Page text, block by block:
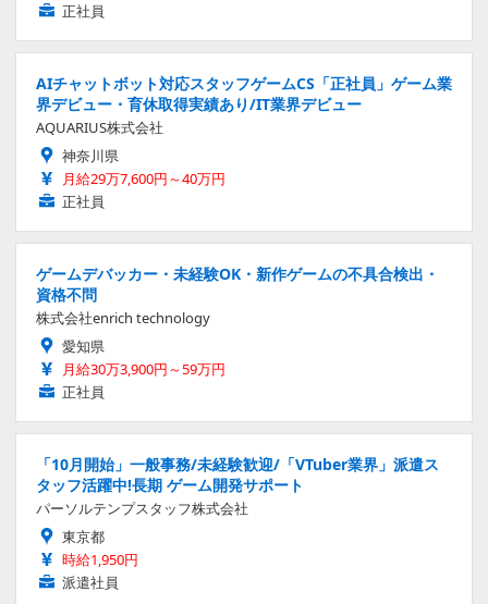
正社員
AIチャットボット対応スタッフゲームCS「正社員」ゲーム業
界デビュー・育休取得実績あり/IT業界デビュー
AQUARIUS株式会社
神奈川県
月給29万7,600円～40万円
正社員
ゲームデバッカー・未経験OK・新作ゲームの不具合検出・
資格不問
株式会社enrich technology
愛知県
月給30万3,900円～59万円
正社員
「10月開始」一般事務/未経験歓迎/「VTuber業界」派遣ス
タッフ活躍中!長期 ゲーム開発サポート
パーソルテンプスタッフ株式会社
東京都
時給1,950円
派遣社員